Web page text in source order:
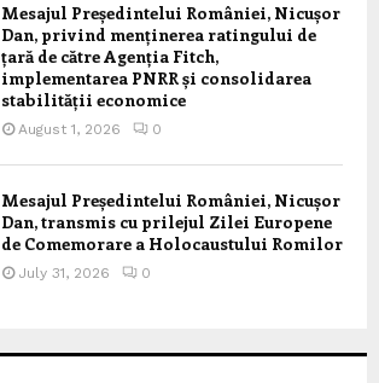
Mesajul Președintelui României, Nicușor
Dan, privind menținerea ratingului de
țară de către Agenția Fitch,
implementarea PNRR și consolidarea
stabilității economice
August 1, 2026 0
Mesajul Președintelui României, Nicușor
Dan, transmis cu prilejul Zilei Europene
de Comemorare a Holocaustului Romilor
July 31, 2026 0